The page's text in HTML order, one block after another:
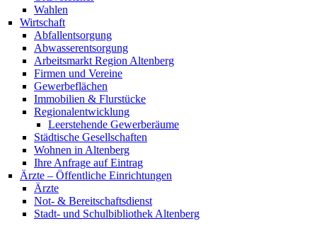
Wahlen
Wirtschaft
Abfallentsorgung
Abwasserentsorgung
Arbeitsmarkt Region Altenberg
Firmen und Vereine
Gewerbeflächen
Immobilien & Flurstücke
Regionalentwicklung
Leerstehende Gewerberäume
Städtische Gesellschaften
Wohnen in Altenberg
Ihre Anfrage auf Eintrag
Ärzte – Öffentliche Einrichtungen
Ärzte
Not- & Bereitschaftsdienst
Stadt- und Schulbibliothek Altenberg